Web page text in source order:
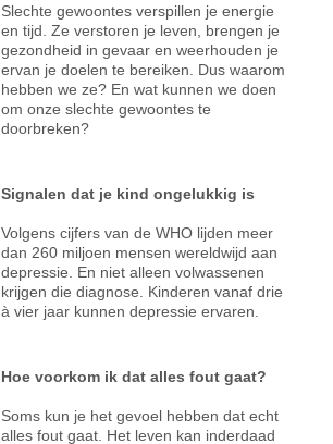
Slechte gewoontes verspillen je energie
en tijd. Ze verstoren je leven, brengen je
gezondheid in gevaar en weerhouden je
ervan je doelen te bereiken. Dus waarom
hebben we ze? En wat kunnen we doen
om onze slechte gewoontes te
doorbreken?
Signalen dat je kind ongelukkig is
Volgens cijfers van de WHO lijden meer
dan 260 miljoen mensen wereldwijd aan
depressie. En niet alleen volwassenen
krijgen die diagnose. Kinderen vanaf drie
à vier jaar kunnen depressie ervaren.
Hoe voorkom ik dat alles fout gaat?
Soms kun je het gevoel hebben dat echt
alles fout gaat. Het leven kan inderdaad